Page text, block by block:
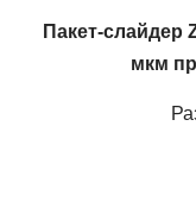
Пакет-слайдер
мкм